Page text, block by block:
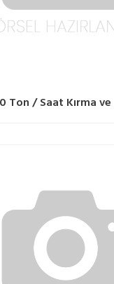
Ton / Saat Kırma ve